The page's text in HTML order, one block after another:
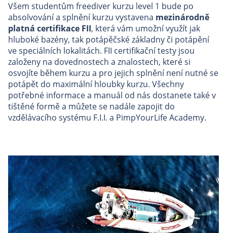
Všem studentům freediver kurzu level 1 bude po
absolvování a splnění kurzu vystavena mezinárodně
platná certifikace FII, která vám umožní využít jak
hluboké bazény, tak potápěčské základny či potápění
ve speciálních lokalitách. FII certifikační testy jsou
založeny na dovednostech a znalostech, které si
osvojíte během kurzu a pro jejich splnění není nutné se
potápět do maximální hloubky kurzu. Všechny
potřebné informace a manuál od nás dostanete také v
tištěné formě a můžete se nadále zapojit do
vzdělávacího systému F.I.I. a PimpYourLife Academy.